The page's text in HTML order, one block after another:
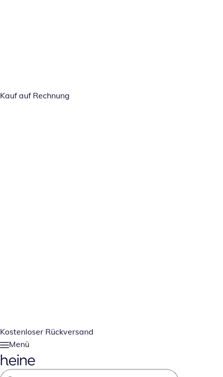
Kauf auf Rechnung
Kostenloser Rückversand
Menü